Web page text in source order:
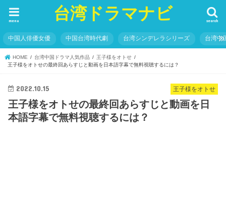
台湾ドラマナビ search
menu
中国人俳優女優 中国台湾時代劇 台湾シンデレラシリーズ 台湾中
HOME 台湾中国ドラマ人気作品
王子様をオトせ
王子様をオトせの最終回あらすじと動画を日本語字幕で無料視聴するには？
王子様をオトせ
2022.10.15
王子様をオトせの最終回あらすじと動画を日
本語字幕で無料視聴するには？